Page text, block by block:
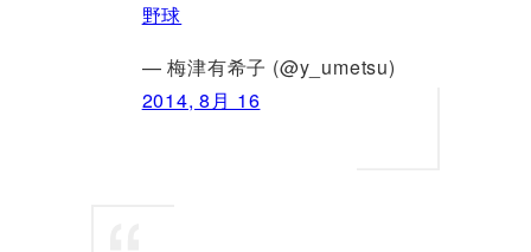
野球
— 梅津有希子 (@y_umetsu)
2014, 8月 16